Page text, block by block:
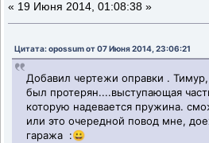
« 19 Июня 2014, 01:08:38 »
Цитата: opossum от 07 Июня 2014, 23:06:21
Добавил чертежи оправки .
был протерян....выступающая
которую надевается пружина.
или это очередной повод мне,
гаража :😀